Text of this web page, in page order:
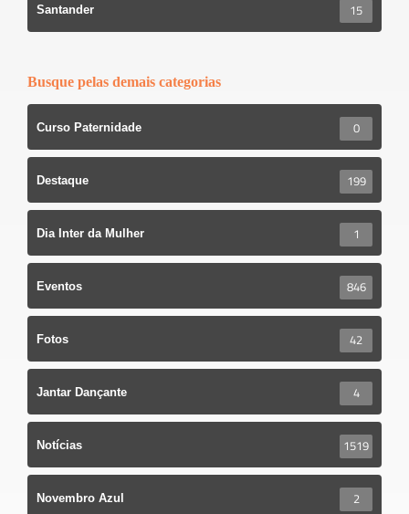
Santander 15
Busque pelas demais categorias
Curso Paternidade 0
Destaque 199
Dia Inter da Mulher 1
Eventos 846
Fotos 42
Jantar Dançante 4
Notícias 1519
Novembro Azul 2